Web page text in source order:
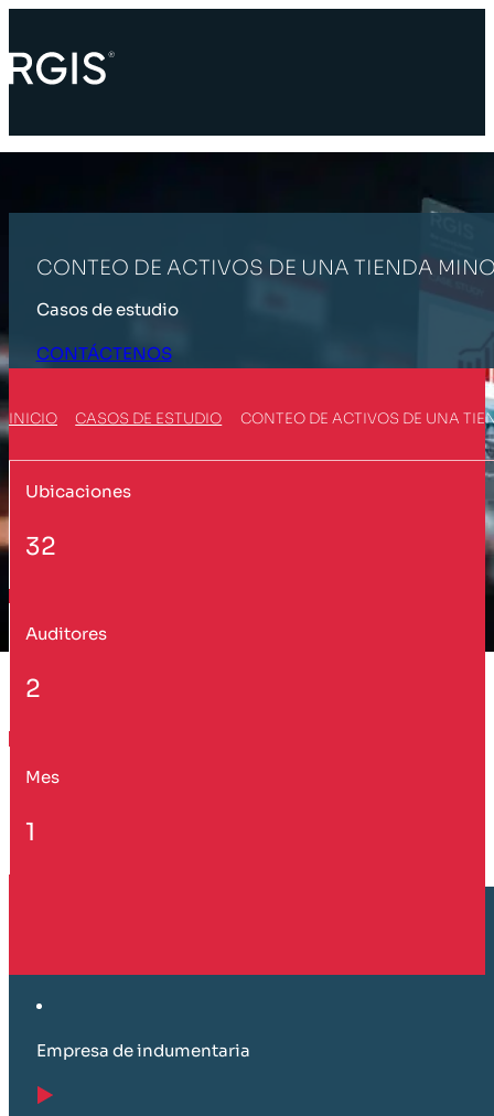
CONTEO DE ACTIVOS DE UNA TIENDA
Casos de estudio
CONTÁCTENOS
INICIO CASOS DE ESTUDIO CONTEO DE ACTIVOS DE UNA
Ubicaciones
32
Auditores
2
Mes
1
Empresa de indumentaria